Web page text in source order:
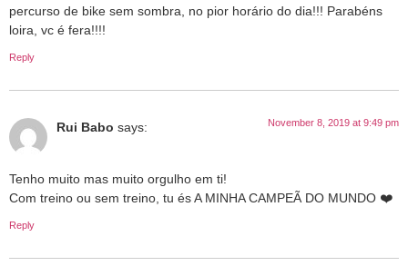
percurso de bike sem sombra, no pior horário do dia!!! Parabéns
loira, vc é fera!!!!
Reply
Rui Babo says: November 8, 2019 at 9:49 pm
Tenho muito mas muito orgulho em ti!
Com treino ou sem treino, tu és A MINHA CAMPEÃ DO MUNDO ❤️
Reply